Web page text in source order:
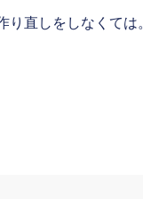
直しをしなくては。